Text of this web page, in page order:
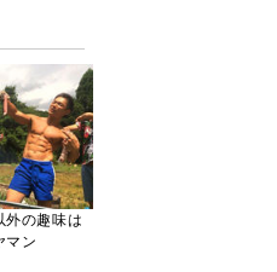
外の趣味は
マン